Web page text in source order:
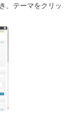
、テーマをクリッ